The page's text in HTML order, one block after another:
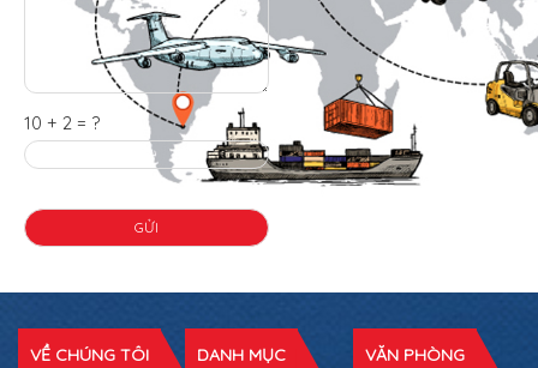
10 + 2 = ?
VỀ CHÚNG TÔI DANH MỤC VĂN PHÒNG